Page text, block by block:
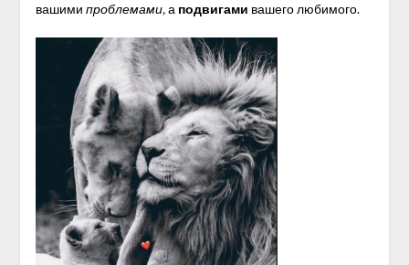
вашими проблемами,а подвигами вашего любимого.